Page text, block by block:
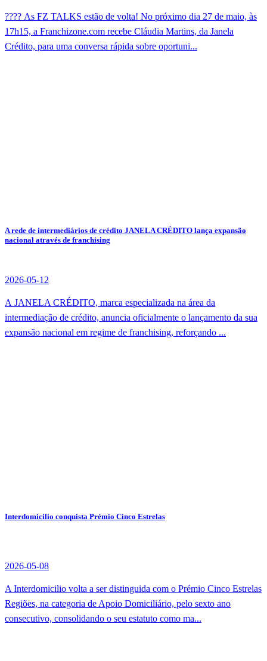
???? As FZ TALKS estão de volta! No próximo dia 27 de maio, às
17h15, a Franchizone.com recebe Cláudia Martins, da Janela
Crédito, para uma conversa rápida sobre oportuni...
A rede de intermediários de crédito JANELA CRÉDITO lança expansão
nacional através de franchising
2026-05-12
A JANELA CRÉDITO, marca especializada na área da
intermediação de crédito, anuncia oficialmente o lançamento da sua
expansão nacional em regime de franchising, reforçando ...
Interdomicilio conquista Prémio Cinco Estrelas
2026-05-08
A Interdomicilio volta a ser distinguida com o Prémio Cinco Estrelas
Regiões, na categoria de Apoio Domiciliário, pelo sexto ano
consecutivo, consolidando o seu estatuto como ma...